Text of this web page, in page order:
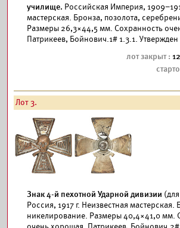
училище. Российская Империя,
мастерская. Бронза, позолота,
Размеры 26,3×44,5 мм. Сохранность
Патрикеев, Бойнович.1# 1.3.1.
Лот 3.
Знак 4-й пехотной Ударной дивизии
Россия, 1917 г. Неизвестная мастерская.
никелирование. Размеры 40,4×41,0 мм.